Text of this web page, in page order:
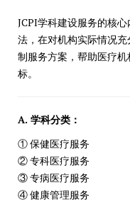
JCPI学科建设服务的核
法，在对机构实际情况
制服务方案，帮助医疗
标。
A. 学科分类：
① 保健医疗服务
② 专科医疗服务
③ 专病医疗服务
④ 健康管理服务